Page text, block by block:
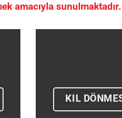
amacıyla sunulmaktadır.
KIL